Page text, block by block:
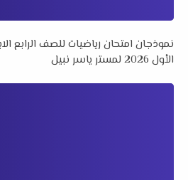
نموذجان امتحان رياضيات للصف الرابع
الأول 2026 لمستر ياسر نبيل